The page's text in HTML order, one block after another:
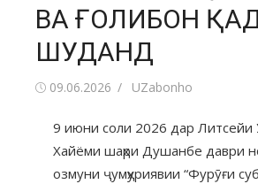
ВА ҒОЛИБОН
ШУДАНД
09.06.2026 UZabonho
9 июни соли 2026 дар Литсейи
Хайёми шаҳри Душанбе даври
озмуни ҷумҳуриявии “Фурӯғи